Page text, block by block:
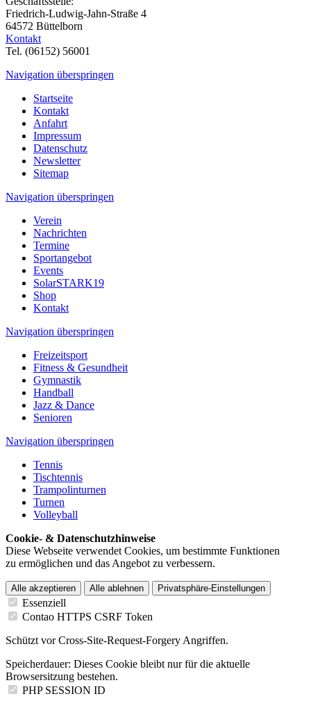
Friedrich-Ludwig-Jahn-Straße 4
64572 Büttelborn
Kontakt
Tel. (06152) 56001
Navigation überspringen
Startseite
Kontakt
Anfahrt
Impressum
Datenschutz
Newsletter
Sitemap
Navigation überspringen
Verein
Nachrichten
Termine
Sportangebot
Events
SolarSTARK19
Shop
Kontakt
Navigation überspringen
Freizeitsport
Fitness & Gesundheit
Gymnastik
Handball
Jazz & Dance
Senioren
Navigation überspringen
Tennis
Tischtennis
Trampolinturnen
Turnen
Volleyball
Cookie- & Datenschutzhinweise
Diese Webseite verwendet Cookies, um bestimmte Funktionen
zu ermöglichen und das Angebot zu verbessern.
Alle akzeptieren Alle ablehnen Privatsphäre-Einstellungen
Essenziell
Contao HTTPS CSRF Token
Schützt vor Cross-Site-Request-Forgery Angriffen.
Speicherdauer: Dieses Cookie bleibt nur für die aktuelle
Browsersitzung bestehen.
PHP SESSION ID